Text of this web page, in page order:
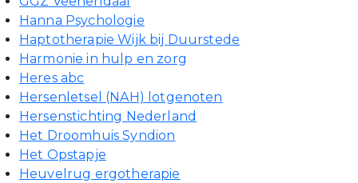
Hanna Psychologie
Haptotherapie Wijk bij Duurstede
Harmonie in hulp en zorg
Heres abc
Hersenletsel (NAH) lotgenoten
Hersenstichting Nederland
Het Droomhuis Syndion
Het Opstapje
Heuvelrug ergotherapie